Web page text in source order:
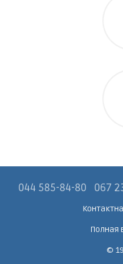
044 585-84-80 067
Полная
©